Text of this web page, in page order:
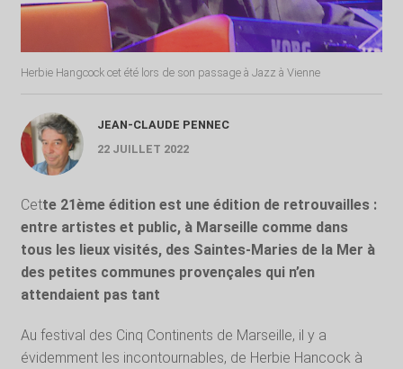
Herbie Hangcock cet été lors de son passage à Jazz à Vienne
JEAN-CLAUDE PENNEC
22 JUILLET 2022
Cette 21ème édition est une édition de retrouvailles :
entre artistes et public, à Marseille comme dans
tous les lieux visités, des Saintes-Maries de la Mer à
des petites communes provençales qui n’en
attendaient pas tant
Au festival des Cinq Continents de Marseille, il y a
évidemment les incontournables, de Herbie Hancock à